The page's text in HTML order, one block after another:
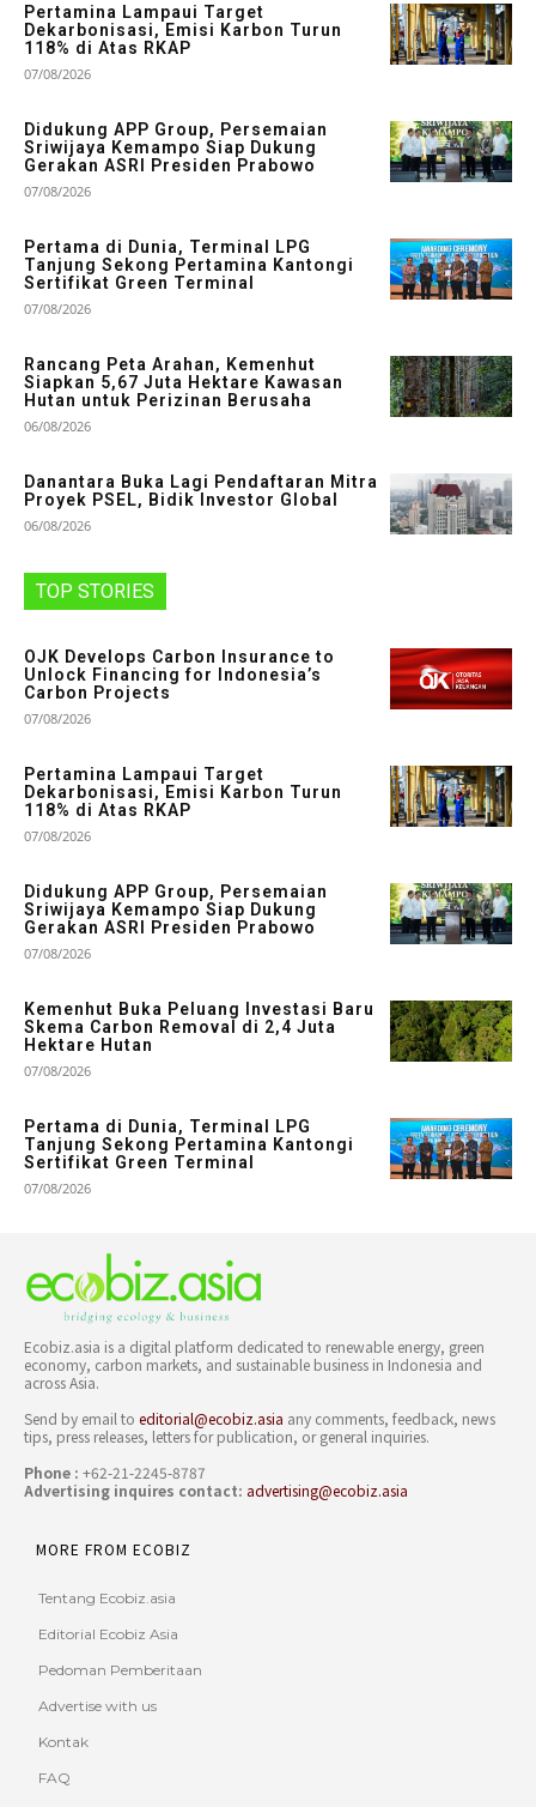
Pertamina Lampaui Target
Dekarbonisasi, Emisi Karbon Turun
118% di Atas RKAP
07/08/2026
Didukung APP Group, Persemaian
Sriwijaya Kemampo Siap Dukung
Gerakan ASRI Presiden Prabowo
07/08/2026
Pertama di Dunia, Terminal LPG
Tanjung Sekong Pertamina Kantongi
Sertifikat Green Terminal
07/08/2026
Rancang Peta Arahan, Kemenhut
Siapkan 5,67 Juta Hektare Kawasan
Hutan untuk Perizinan Berusaha
06/08/2026
Danantara Buka Lagi Pendaftaran Mitra
Proyek PSEL, Bidik Investor Global
06/08/2026
TOP STORIES
OJK Develops Carbon Insurance to
Unlock Financing for Indonesia’s
Carbon Projects
07/08/2026
Pertamina Lampaui Target
Dekarbonisasi, Emisi Karbon Turun
118% di Atas RKAP
07/08/2026
Didukung APP Group, Persemaian
Sriwijaya Kemampo Siap Dukung
Gerakan ASRI Presiden Prabowo
07/08/2026
Kemenhut Buka Peluang Investasi Baru
Skema Carbon Removal di 2,4 Juta
Hektare Hutan
07/08/2026
Pertama di Dunia, Terminal LPG
Tanjung Sekong Pertamina Kantongi
Sertifikat Green Terminal
07/08/2026
Ecobiz.asia is a digital platform dedicated to renewable energy, green
economy, carbon markets, and sustainable business in Indonesia and
across Asia.
Send by email to editorial@ecobiz.asia any comments, feedback, news
tips, press releases, letters for publication, or general inquiries.
Phone : +62-21-2245-8787
Advertising inquires contact: advertising@ecobiz.asia
MORE FROM ECOBIZ
Tentang Ecobiz.asia
Editorial Ecobiz Asia
Pedoman Pemberitaan
Advertise with us
Kontak
FAQ